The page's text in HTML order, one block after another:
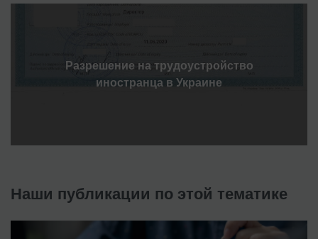
Разрешение на трудоустройство
иностранца в Украине
Наши публикации по этой тематике